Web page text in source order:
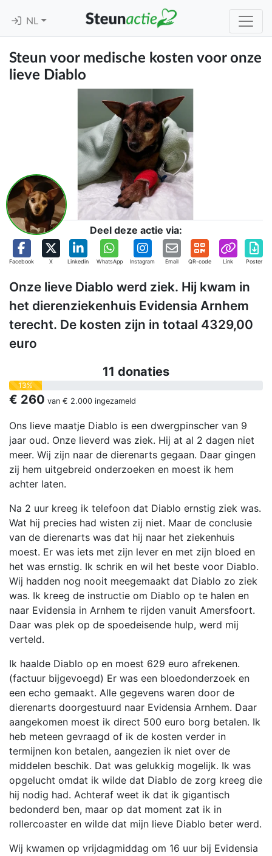
NL
Steun voor medische kosten voor onze
lieve Diablo
Deel deze actie via:
Facebook X Linkedin WhatsApp Instagram Email QR-code Link Poster
Onze lieve Diablo werd ziek. Hij kwam in
het dierenziekenhuis Evidensia Arnhem
terecht. De kosten zijn in totaal 4329,00
euro
11 donaties
13%
€ 260 van € 2.000 ingezameld
Ons lieve maatje Diablo is een dwergpinscher van 9
jaar oud. Onze lieverd was ziek. Hij at al 2 dagen niet
meer. Wij zijn naar de dierenarts gegaan. Daar gingen
zij hem uitgebreid onderzoeken en moest ik hem
achter laten.
Na 2 uur kreeg ik telefoon dat Diablo ernstig ziek was.
Wat hij precies had wisten zij niet. Maar de conclusie
van de dierenarts was dat hij naar het ziekenhuis
moest. Er was iets met zijn lever en met zijn bloed en
het was ernstig. Ik schrik en wil het beste voor Diablo.
Wij hadden nog nooit meegemaakt dat Diablo zo ziek
was. Ik kreeg de instructie om Diablo op te halen en
naar Evidensia in Arnhem te rijden vanuit Amersfoort.
Daar was plek op de spoedeisende hulp, werd mij
verteld.
Ik haalde Diablo op en moest 629 euro afrekenen.
(factuur bijgevoegd) Er was een bloedonderzoek en
een echo gemaakt. Alle gegevens waren door de
dierenarts doorgestuurd naar Evidensia Arnhem. Daar
aangekomen moest ik direct 500 euro borg betalen. Ik
heb meteen gevraagd of ik de kosten verder in
termijnen kon betalen, aangezien ik niet over de
middelen beschik. Dat was gelukkig mogelijk. Ik was
opgelucht omdat ik wilde dat Diablo de zorg kreeg die
hij nodig had. Achteraf weet ik dat ik gigantisch
bedonderd ben, maar op dat moment zat ik in
rollercoaster en wilde dat mijn lieve Diablo beter werd.
Wij kwamen op vrijdagmiddag om 16 uur bij Evidensia